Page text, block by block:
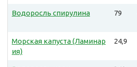
Водоросль спирулина 79
Морская капуста (Ламинар
ия)
24,9